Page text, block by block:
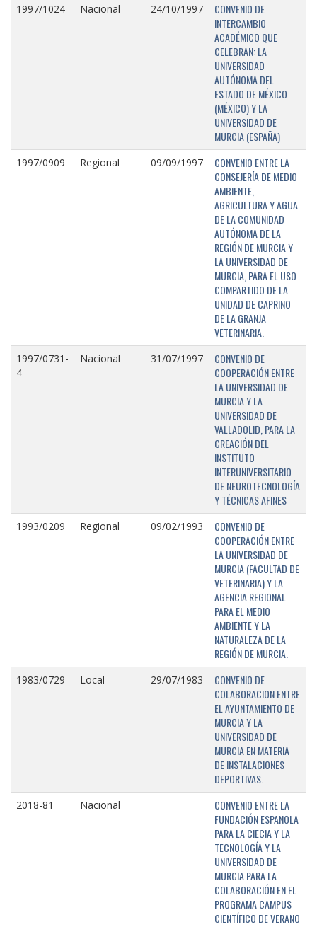
1997/1024 Nacional 24/10/1997
CONVENIO DE
INTERCAMBIO
ACADÉMICO QUE
CELEBRAN: LA
UNIVERSIDAD
AUTÓNOMA DEL
ESTADO DE MÉXICO
(MÉXICO) Y LA
UNIVERSIDAD DE
MURCIA (ESPAÑA)
1997/0909 Regional 09/09/1997
CONVENIO ENTRE LA
CONSEJERÍA DE MEDIO
AMBIENTE,
AGRICULTURA Y AGUA
DE LA COMUNIDAD
AUTÓNOMA DE LA
REGIÓN DE MURCIA Y
LA UNIVERSIDAD DE
MURCIA, PARA EL USO
COMPARTIDO DE LA
UNIDAD DE CAPRINO
DE LA GRANJA
VETERINARIA.
1997/0731-
4
Nacional 31/07/1997
CONVENIO DE
COOPERACIÓN ENTRE
LA UNIVERSIDAD DE
MURCIA Y LA
UNIVERSIDAD DE
VALLADOLID, PARA LA
CREACIÓN DEL
INSTITUTO
INTERUNIVERSITARIO
DE NEUROTECNOLOGÍA
Y TÉCNICAS AFINES
1993/0209 Regional 09/02/1993
CONVENIO DE
COOPERACIÓN ENTRE
LA UNIVERSIDAD DE
MURCIA (FACULTAD DE
VETERINARIA) Y LA
AGENCIA REGIONAL
PARA EL MEDIO
AMBIENTE Y LA
NATURALEZA DE LA
REGIÓN DE MURCIA.
1983/0729 Local 29/07/1983
CONVENIO DE
COLABORACION ENTRE
EL AYUNTAMIENTO DE
MURCIA Y LA
UNIVERSIDAD DE
MURCIA EN MATERIA
DE INSTALACIONES
DEPORTIVAS.
2018-81 Nacional
CONVENIO ENTRE LA
FUNDACIÓN ESPAÑOLA
PARA LA CIECIA Y LA
TECNOLOGÍA Y LA
UNIVERSIDAD DE
MURCIA PARA LA
COLABORACIÓN EN EL
PROGRAMA CAMPUS
CIENTÍFICO DE VERANO